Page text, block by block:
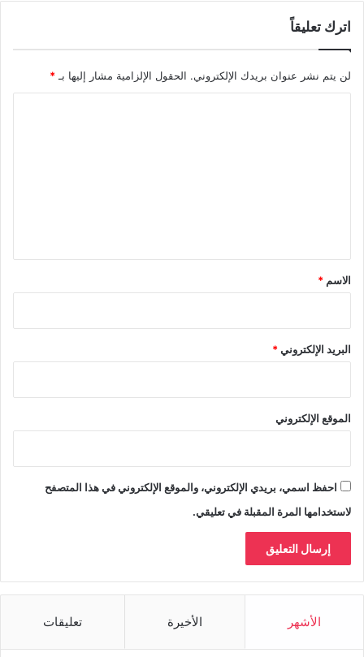
اترك تعليقاً
لن يتم نشر عنوان بريدك الإلكتروني. الحقول الإلزامية مشار إليها بـ*
*
الاسم *
البريد الإلكتروني*
الموقع الإلكتروني
احفظ اسمي، بريدي الإلكتروني، والموقع الإلكتروني في هذا المتصفح
لاستخدامها المرة المقبلة في تعليقي.
الأشهر الأخيرة تعليقات